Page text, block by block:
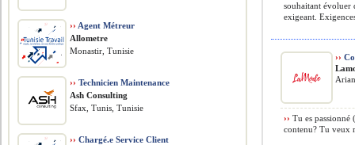
souhaitant évoluer
exigeant.
››
›› Tu es passionné
contenu? Tu veux
›› Agent Métreur
Allometre
Monastir, Tunisie
›› Technicien Maintenance
Ash Consulting
Sfax, Tunis, Tunisie
›› Chargé.e Service Client